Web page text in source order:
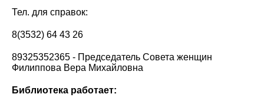
Тел. для справок:
8(3532) 64 43 26
89325352365 - Председатель Совета женщин
Филиппова Вера Михайловна
Библиотека работает: